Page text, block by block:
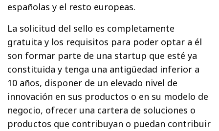
españolas y el resto europeas.
La solicitud del sello es completamente
gratuita y los requisitos para poder optar a él
son formar parte de una startup que esté ya
constituida y tenga una antigüedad inferior a
10 años, disponer de un elevado nivel de
innovación en sus productos o en su modelo de
negocio, ofrecer una cartera de soluciones o
productos que contribuyan o puedan contribuir